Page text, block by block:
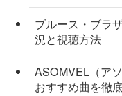
ブルース・ブラ
況と視聴方法
ASOMVEL（ア
おすすめ曲を徹